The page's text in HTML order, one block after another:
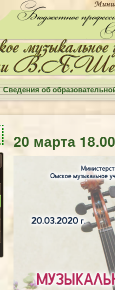
Сведения об
20 марта